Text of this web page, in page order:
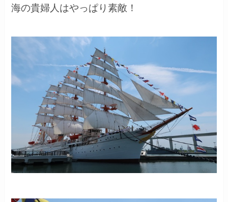
海の貴婦人はやっぱり素敵！